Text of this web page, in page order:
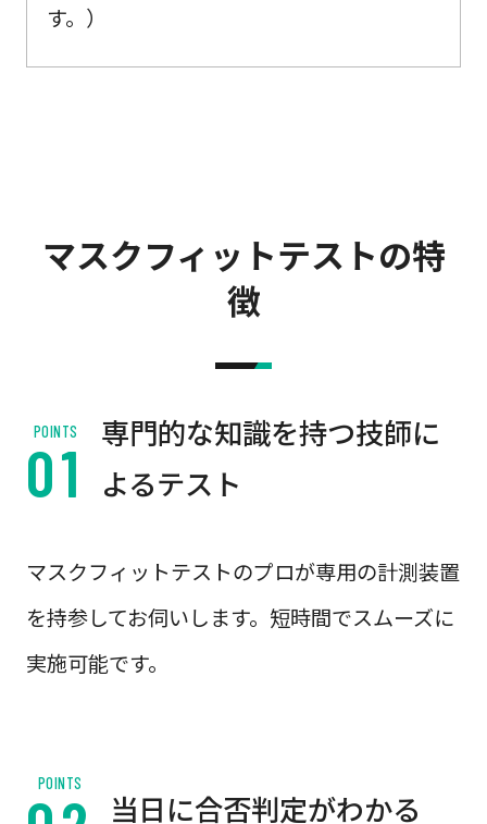
す。）
マスクフィットテストの特
徴
POINTS
専門的な知識を持つ技師に
よるテスト
マスクフィットテストのプロが専用の計測装置
を持参してお伺いします。短時間でスムーズに
実施可能です。
POINTS
当日に合否判定がわかる